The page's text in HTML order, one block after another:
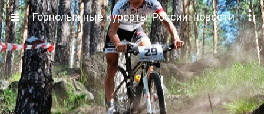

Горнолыжные курорты России: новости